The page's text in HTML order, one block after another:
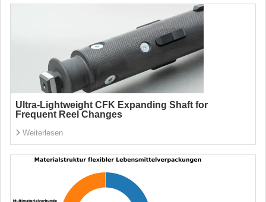
Ultra-Lightweight CFK Expanding Shaft for
Frequent Reel Changes
Weiterlesen